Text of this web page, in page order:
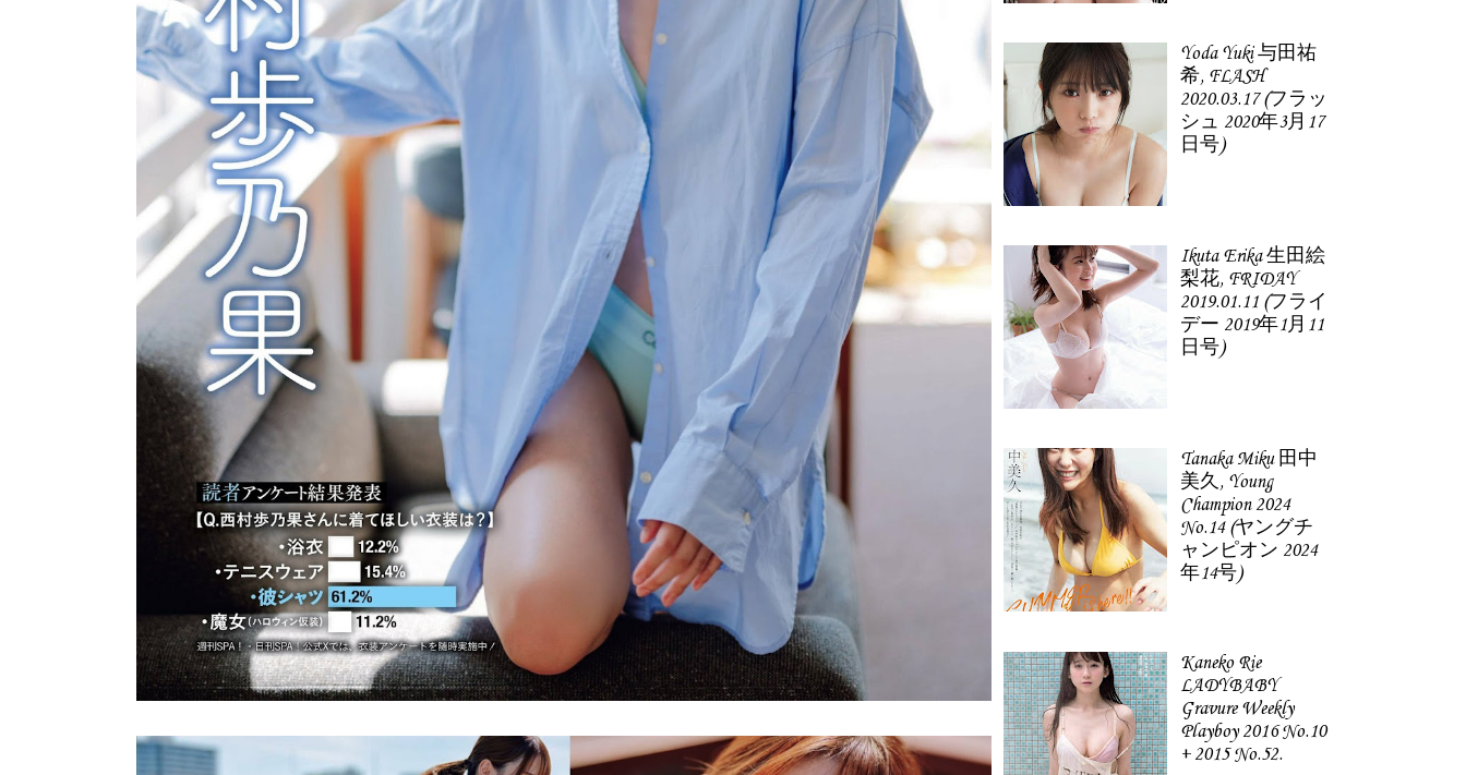
Yoda Yuki 与田祐
希, FLASH
2020.03.17 (フラッ
シュ 2020年3月17
日号)
Ikuta Erika 生田絵
梨花, FRIDAY
2019.01.11 (フライ
デー 2019年1月11
日号)
Tanaka Miku 田中
美久, Young
Champion 2024
No.14 (ヤングチ
ャンピオン 2024
年14号)
Kaneko Rie
LADYBABY
Gravure Weekly
Playboy 2016 No.10
+ 2015 No.52.